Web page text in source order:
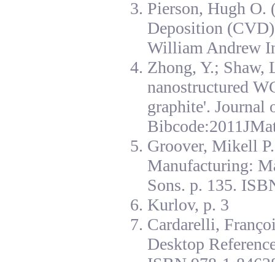
Pierson, Hugh O.
Deposition
William Andrew
Zhong, Y.; Shaw,
nanostructured
graphite'. Journal
Groover, Mikell
Manufacturing:
Sons. p. 135.
Kurlov, p. 3
Cardarelli,
Desktop